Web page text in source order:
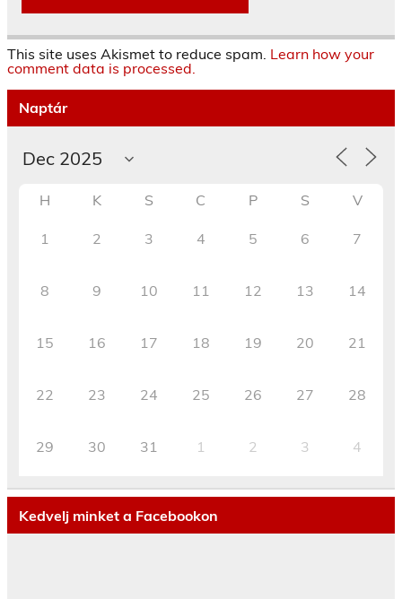
This site uses Akismet to reduce spam. Learn how your
comment data is processed.
Naptár
H K S C P S V
1 2 3 4 5 6 7
8 9 10 11 12 13 14
15 16 17 18 19 20 21
22 23 24 25 26 27 28
29 30 31 1 2 3 4
Kedvelj minket a Facebookon